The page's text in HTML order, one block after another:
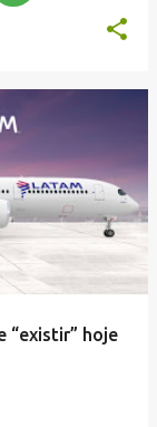
“existir” hoje